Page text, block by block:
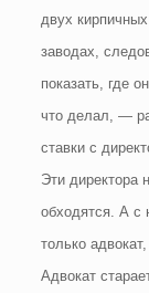
двух кирпичных
заводах,
показать, где
что делал, —
ставки с
Эти директора
обходятся. А с
только
Адвокат